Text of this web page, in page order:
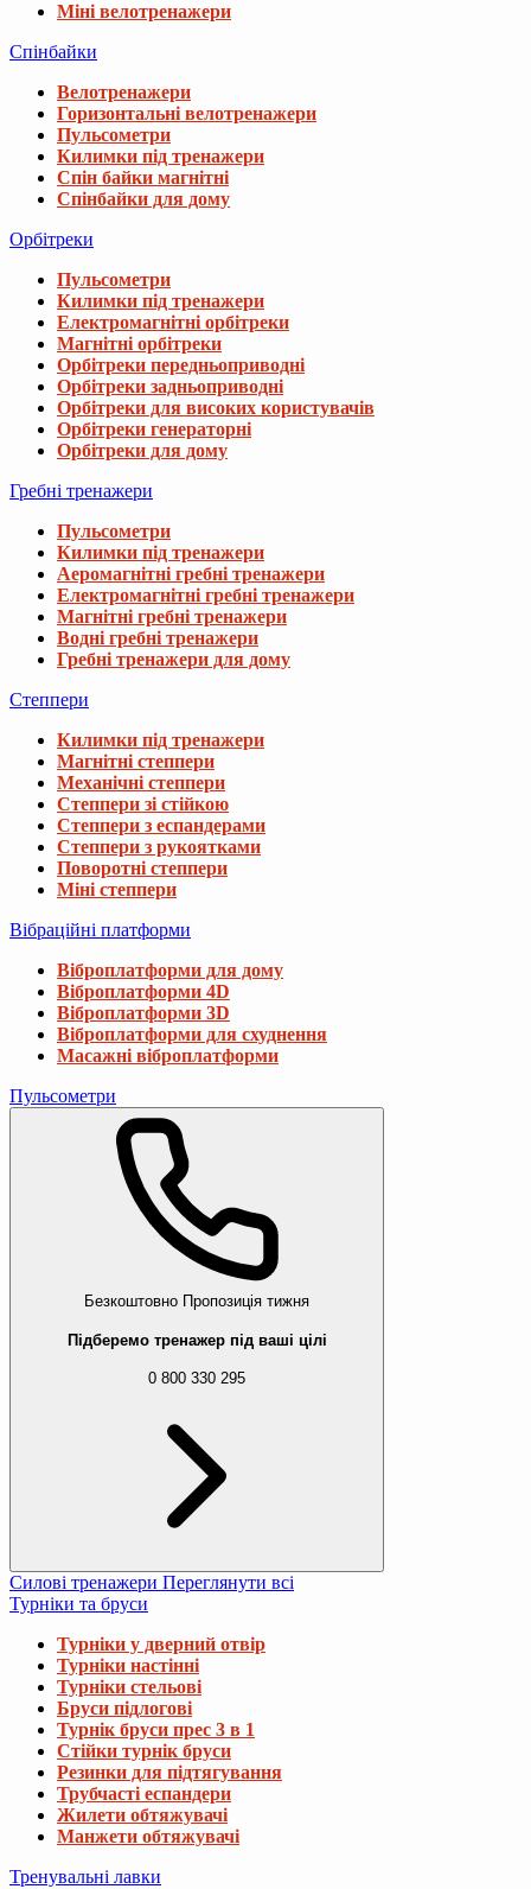
Міні велотренажери
Спінбайки
Велотренажери
Горизонтальні велотренажери
Пульсометри
Килимки під тренажери
Спін байки магнітні
Спінбайки для дому
Орбітреки
Пульсометри
Килимки під тренажери
Електромагнітні орбітреки
Магнітні орбітреки
Орбітреки передньоприводні
Орбітреки задньоприводні
Орбітреки для високих користувачів
Орбітреки генераторні
Орбітреки для дому
Гребні тренажери
Пульсометри
Килимки під тренажери
Аеромагнітні гребні тренажери
Електромагнітні гребні тренажери
Магнітні гребні тренажери
Водні гребні тренажери
Гребні тренажери для дому
Степпери
Килимки під тренажери
Магнітні степпери
Механічні степпери
Степпери зі стійкою
Степпери з еспандерами
Степпери з рукоятками
Поворотні степпери
Міні степпери
Вібраційні платформи
Віброплатформи для дому
Віброплатформи 4D
Віброплатформи 3D
Віброплатформи для схуднення
Масажні віброплатформи
Пульсометри
Безкоштовно Пропозиція тижня
Підберемо тренажер під ваші цілі
0 800 330 295
Силові тренажери Переглянути всі
Турніки та бруси
Турніки у дверний отвір
Турніки настінні
Турніки стельові
Бруси підлогові
Турнік бруси прес 3 в 1
Стійки турнік бруси
Резинки для підтягування
Трубчасті еспандери
Жилети обтяжувачі
Манжети обтяжувачі
Тренувальні лавки